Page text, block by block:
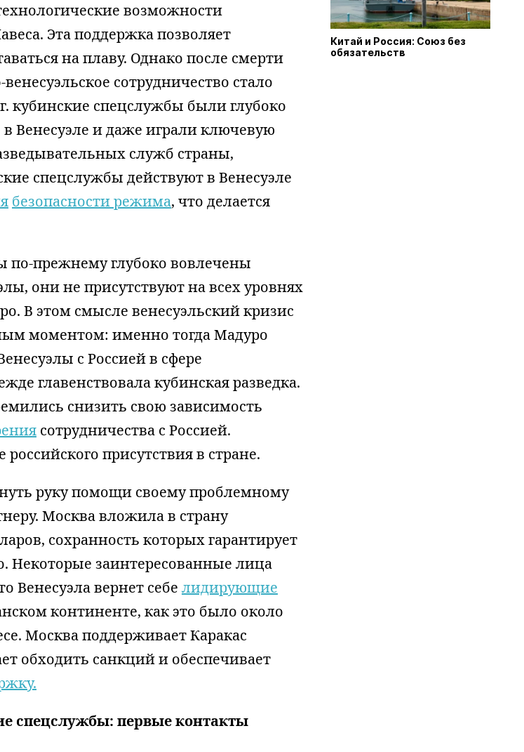
возможности
Эта поддержка позволяет
на плаву. Однако после смерти
сотрудничество стало
кубинские спецслужбы были глубоко
Венесуэле и даже играли ключевую
служб страны,
спецслужбы действуют в Венесуэле
безопасности режима, что делается
по-прежнему глубоко вовлечены
они не присутствуют на всех уровнях
В этом смысле венесуэльский кризис
моментом: именно тогда Мадуро
с Россией в сфере
главенствовала кубинская разведка.
снизить свою зависимость
сотрудничества с Россией.
присутствия в стране.
руку помощи своему проблемному
Москва вложила в страну
сохранность которых гарантирует
заинтересованные лица
Венесуэла вернет себе лидирующие
континенте, как это было около
Москва поддерживает Каракас
обходить санкций и обеспечивает
спецслужбы: первые контакты
Китай и Россия: Cоюз без
обязательств